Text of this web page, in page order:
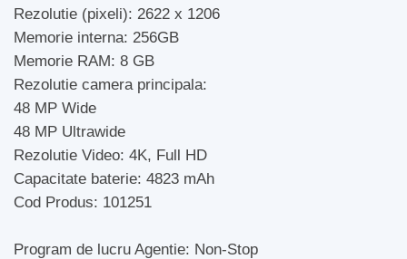
Rezolutie (pixeli): 2622 x 1206
Memorie interna: 256GB
Memorie RAM: 8 GB
Rezolutie camera principala:
48 MP Wide
48 MP Ultrawide
Rezolutie Video: 4K, Full HD
Capacitate baterie: 4823 mAh
Cod Produs: 101251
Program de lucru Agentie: Non-Stop